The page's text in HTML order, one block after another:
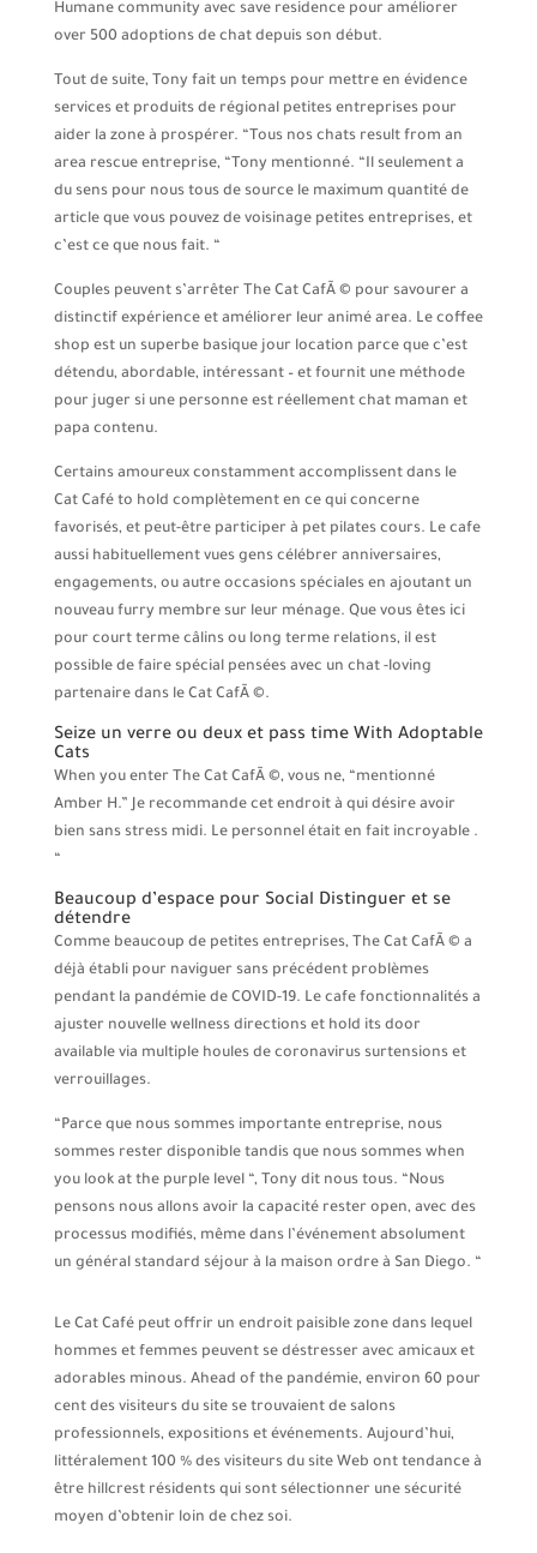
Humane community avec save residence pour améliorer
over 500 adoptions de chat depuis son début.
Tout de suite, Tony fait un temps pour mettre en évidence
services et produits de régional petites entreprises pour
aider la zone à prospérer. “Tous nos chats result from an
area rescue entreprise, “Tony mentionné. “Il seulement a
du sens pour nous tous de source le maximum quantité de
article que vous pouvez de voisinage petites entreprises, et
c’est ce que nous fait. “
Couples peuvent s’arrêter The Cat CafÃ © pour savourer a
distinctif expérience et améliorer leur animé area. Le coffee
shop est un superbe basique jour location parce que c’est
détendu, abordable, intéressant – et fournit une méthode
pour juger si une personne est réellement chat maman et
papa contenu.
Certains amoureux constamment accomplissent dans le
Cat Café to hold complètement en ce qui concerne
favorisés, et peut-être participer à pet pilates cours. Le cafe
aussi habituellement vues gens célébrer anniversaires,
engagements, ou autre occasions spéciales en ajoutant un
nouveau furry membre sur leur ménage. Que vous êtes ici
pour court terme câlins ou long terme relations, il est
possible de faire spécial pensées avec un chat -loving
partenaire dans le Cat CafÃ ©.
Seize un verre ou deux et pass time With Adoptable
Cats
When you enter The Cat CafÃ ©, vous ne, “mentionné
Amber H.” Je recommande cet endroit à qui désire avoir
bien sans stress midi. Le personnel était en fait incroyable .
“
Beaucoup d’espace pour Social Distinguer et se
détendre
Comme beaucoup de petites entreprises, The Cat CafÃ © a
déjà établi pour naviguer sans précédent problèmes
pendant la pandémie de COVID-19. Le cafe fonctionnalités a
ajuster nouvelle wellness directions et hold its door
available via multiple houles de coronavirus surtensions et
verrouillages.
“Parce que nous sommes importante entreprise, nous
sommes rester disponible tandis que nous sommes when
you look at the purple level “, Tony dit nous tous. “Nous
pensons nous allons avoir la capacité rester open, avec des
processus modifiés, même dans l’événement absolument
un général standard séjour à la maison ordre à San Diego. “
Le Cat Café peut offrir un endroit paisible zone dans lequel
hommes et femmes peuvent se déstresser avec amicaux et
adorables minous. Ahead of the pandémie, environ 60 pour
cent des visiteurs du site se trouvaient de salons
professionnels, expositions et événements. Aujourd’hui,
littéralement 100 % des visiteurs du site Web ont tendance à
être hillcrest résidents qui sont sélectionner une sécurité
moyen d’obtenir loin de chez soi.